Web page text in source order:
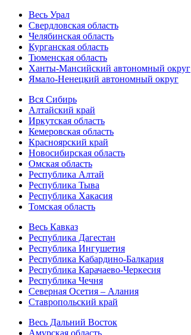
Весь Урал
Свердловская область
Челябинская область
Курганская область
Тюменская область
Ханты-Мансийский автономный округ
Ямало-Ненецкий автономный округ
Вся Сибирь
Алтайский край
Иркутская область
Кемеровская область
Красноярский край
Новосибирская область
Омская область
Республика Алтай
Республика Тыва
Республика Хакасия
Томская область
Весь Кавказ
Республика Дагестан
Республика Ингушетия
Республика Кабардино-Балкария
Республика Карачаево-Черкесия
Республика Чечня
Северная Осетия – Алания
Ставропольский край
Весь Дальний Восток
Амурская область